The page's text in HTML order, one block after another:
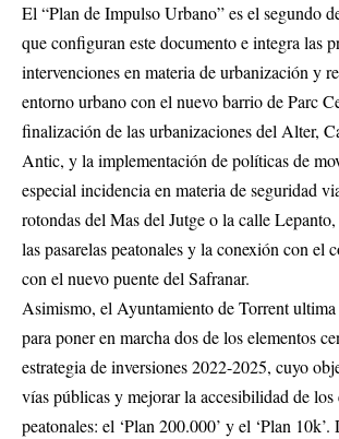
El “Plan de Impulso Urbano” es el segundo
que configuran este documento e integra las
intervenciones en materia de urbanización y
entorno urbano con el nuevo barrio de Parc
finalización de las urbanizaciones del Alter,
Antic, y la implementación de políticas de
especial incidencia en materia de seguridad
rotondas del Mas del Jutge o la calle
las pasarelas peatonales y la conexión con el
con el nuevo puente del Safranar.
Asimismo, el Ayuntamiento de Torrent ultima
para poner en marcha dos de los elementos
estrategia de inversiones 2022-2025, cuyo
vías públicas y mejorar la accesibilidad de los
peatonales: el ‘Plan 200.000’ y el ‘Plan 10k’.